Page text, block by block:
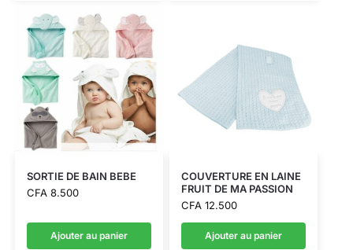
SORTIE DE BAIN BEBE
CFA8.500
Ajouter au panier
COUVERTURE EN LAINE
FRUIT DE MA PASSION
CFA12.500
Ajouter au panier